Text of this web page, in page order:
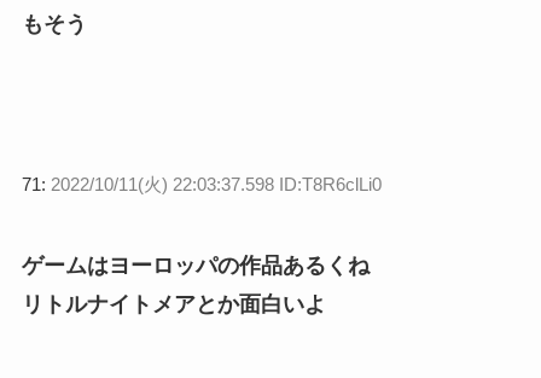
もそう
71: 2022/10/11(火) 22:03:37.598 ID:T8R6clLi0
ゲームはヨーロッパの作品あるくね
リトルナイトメアとか面白いよ